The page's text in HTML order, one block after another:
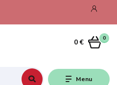
Menu
0
0 €